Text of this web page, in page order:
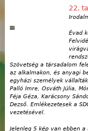
22.
Évad
Szövetség a társadalom
az alkalmakon, és anyagi
egyházi személyek
Palló Imre, Osváth Júlia,
Féja Géza, Karácsony
Dezső. Emlékezetesek a
vezetésével.
Jelenleg 5 kép van ebben a